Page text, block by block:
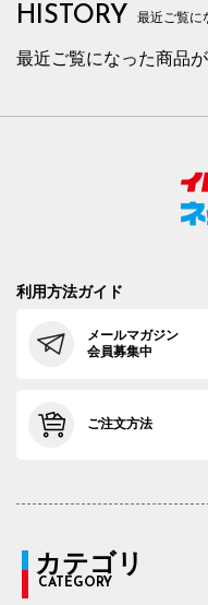
HISTORY 最近ご覧に
最近ご覧になった商品が
利用方法ガイド
メールマガジン
会員募集中
ご注文方法
カテゴリ
CATEGORY